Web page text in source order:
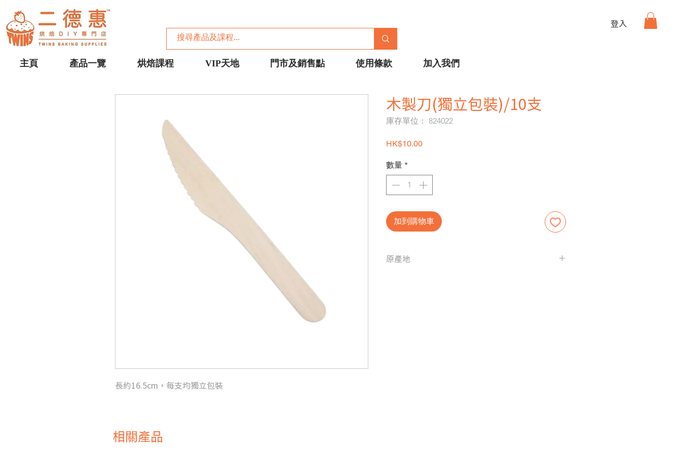
主頁 產品一覽 烘焙課程 VIP天地 門市及銷售點 使用條款 加入我們
登入
長約16.5cm，每支均獨立包裝
木製刀(獨立包裝)/10支
庫存單位： 824022
HK$10.00價格
數量 *
加到購物車
原產地
相關產品